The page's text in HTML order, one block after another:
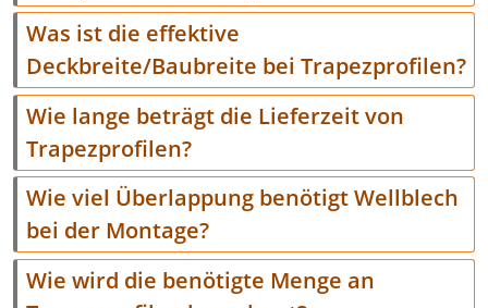
Was ist die effektive
Deckbreite/Baubreite bei Trapezprofilen?
Wie lange beträgt die Lieferzeit von
Trapezprofilen?
Wie viel Überlappung benötigt Wellblech
bei der Montage?
Wie wird die benötigte Menge an